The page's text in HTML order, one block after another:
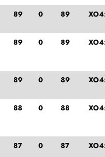
89 0 89
89 0 89
89 0 89
88 0 88
87 0 87